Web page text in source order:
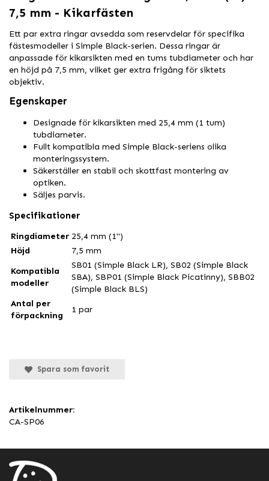
7,5 mm - Kikarfästen
Ett par extra ringar avsedda som reservdelar för specifika
fästesmodeller i Simple Black-serien. Dessa ringar är
anpassade för kikarsikten med en tums tubdiameter och har
en höjd på 7,5 mm, vilket ger extra frigång för siktets
objektiv.
Egenskaper
Designade för kikarsikten med 25,4 mm (1 tum)
tubdiameter.
Fullt kompatibla med Simple Black-seriens olika
monteringssystem.
Säkerställer en stabil och skottfast montering av
optiken.
Säljes parvis.
Specifikationer
Ringdiameter 25,4 mm (1")
Höjd
7,5 mm
Kompatibla
modeller
SB01 (Simple Black LR), SB02 (Simple Black
SBA), SBP01 (Simple Black Picatinny), SBB02
(Simple Black BLS)
Antal per
förpackning
1 par
Spara som favorit
Artikelnummer:
CA-SP06